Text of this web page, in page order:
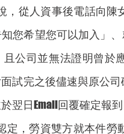
，從人資事後電話向
您希望您可以加入」
公司並無法證明曾於
試完之後儘速與原公
翌日Email回覆確定報
定，勞資雙方就本件